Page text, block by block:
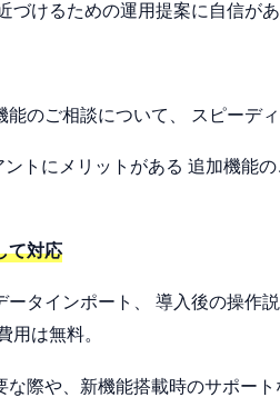
づけるための運用提案に自信があ
のご相談について、 スピーデ
トにメリットがある 追加機能
て対応
ータインポート、 導入後の操作
用は無料。
な際や、新機能搭載時のサポー